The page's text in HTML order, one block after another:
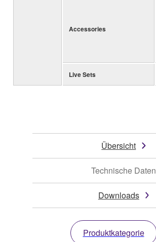
Accessories
Live Sets
Übersicht
Technische Daten
Downloads
Produktkategorie